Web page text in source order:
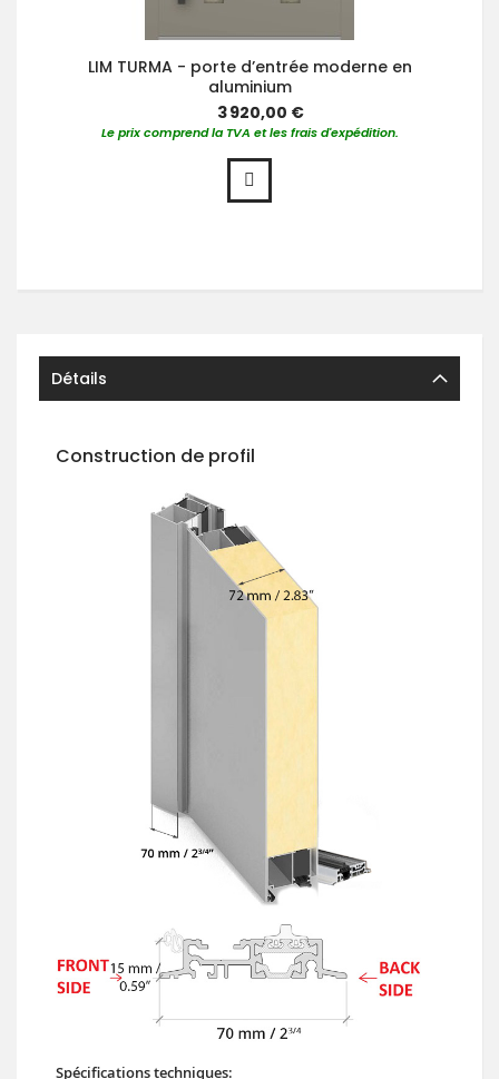
LIM TURMA - porte d’entrée moderne en
aluminium
3 920,00 €
Le prix comprend la TVA et les frais d'expédition.
Détails